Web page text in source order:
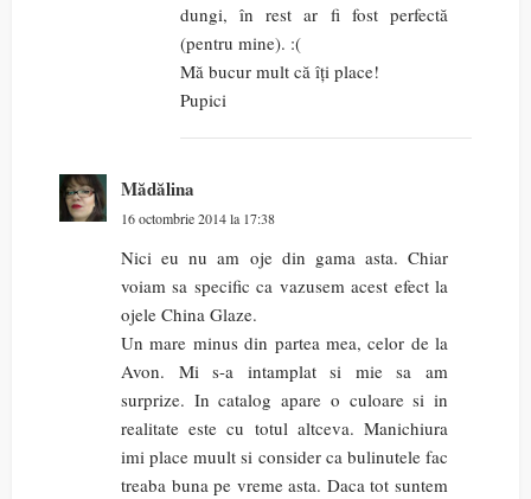
dungi, în rest ar fi fost perfectă
(pentru mine). :(
Mă bucur mult că îți place!
Pupici
Mădălina
16 octombrie 2014 la 17:38
Nici eu nu am oje din gama asta. Chiar
voiam sa specific ca vazusem acest efect la
ojele China Glaze.
Un mare minus din partea mea, celor de la
Avon. Mi s-a intamplat si mie sa am
surprize. In catalog apare o culoare si in
realitate este cu totul altceva. Manichiura
imi place muult si consider ca bulinutele fac
treaba buna pe vreme asta. Daca tot suntem